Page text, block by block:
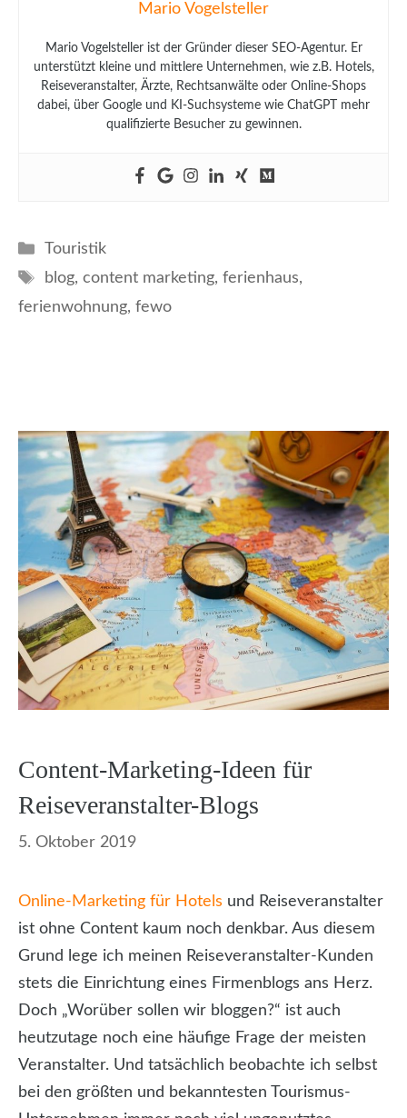
Mario Vogelsteller
Mario Vogelsteller ist der Gründer dieser SEO-Agentur. Er
unterstützt kleine und mittlere Unternehmen, wie z.B. Hotels,
Reiseveranstalter, Ärzte, Rechtsanwälte oder Online-Shops
dabei, über Google und KI-Suchsysteme wie ChatGPT mehr
qualifizierte Besucher zu gewinnen.
Kategorien
Touristik
Schlagwörter
blog, content marketing, ferienhaus,
ferienwohnung, fewo
Content-Marketing-Ideen für
Reiseveranstalter-Blogs
5. Oktober 2019
Online-Marketing für Hotels und Reiseveranstalter
ist ohne Content kaum noch denkbar. Aus diesem
Grund lege ich meinen Reiseveranstalter-Kunden
stets die Einrichtung eines Firmenblogs ans Herz.
Doch „Worüber sollen wir bloggen?“ ist auch
heutzutage noch eine häufige Frage der meisten
Veranstalter. Und tatsächlich beobachte ich selbst
bei den größten und bekanntesten Tourismus-